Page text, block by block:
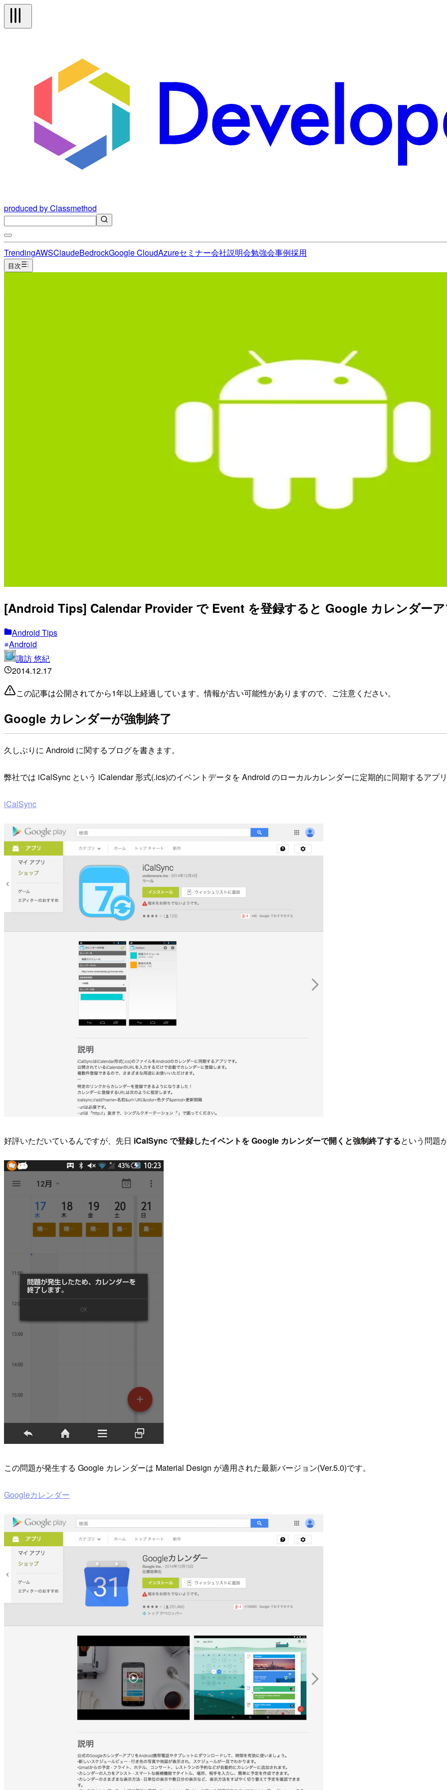
produced by Classmethod
TrendingAWSClaudeBedrockGoogle CloudAzureセミナー会社説明会勉強会事例採用
目次
[Android Tips] Calendar Provider で Event を登録すると Google カレンダー
Android Tips
Android
諏訪 悠紀
2014.12.17
この記事は公開されてから1年以上経過しています。情報が古い可能性がありますので、ご注意ください。
Google カレンダーが強制終了
久しぶりに Android に関するブログを書きます。
弊社では iCalSync という iCalendar 形式(.ics)のイベントデータを Android のローカルカレンダーに定期的に同期するアプリ
iCalSync
好評いただいているんですが、先日 iCalSync で登録したイベントを Google カレンダーで開くと強制終了するという問題
この問題が発生する Google カレンダーは Material Design が適用された最新バージョン(Ver.5.0)です。
Googleカレンダー